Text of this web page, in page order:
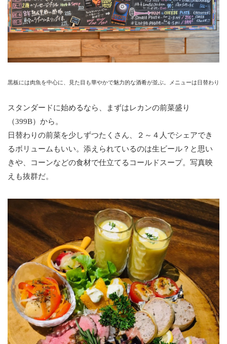
黒板には肉魚を中心に、見た目も華やかで魅力的な酒肴が並ぶ。メニューは日替わり
スタンダードに始めるなら、まずはレカンの前菜盛り
（399B）から。
日替わりの前菜を少しずつたくさん、２～４人でシェアでき
るボリュームもいい。添えられているのは生ビール？と思い
きや、コーンなどの食材で仕立てるコールドスープ。写真映
えも抜群だ。